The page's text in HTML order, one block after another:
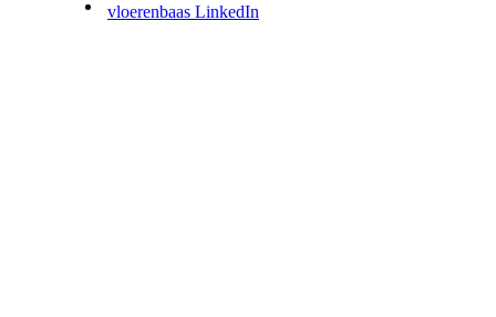
vloerenbaas LinkedIn